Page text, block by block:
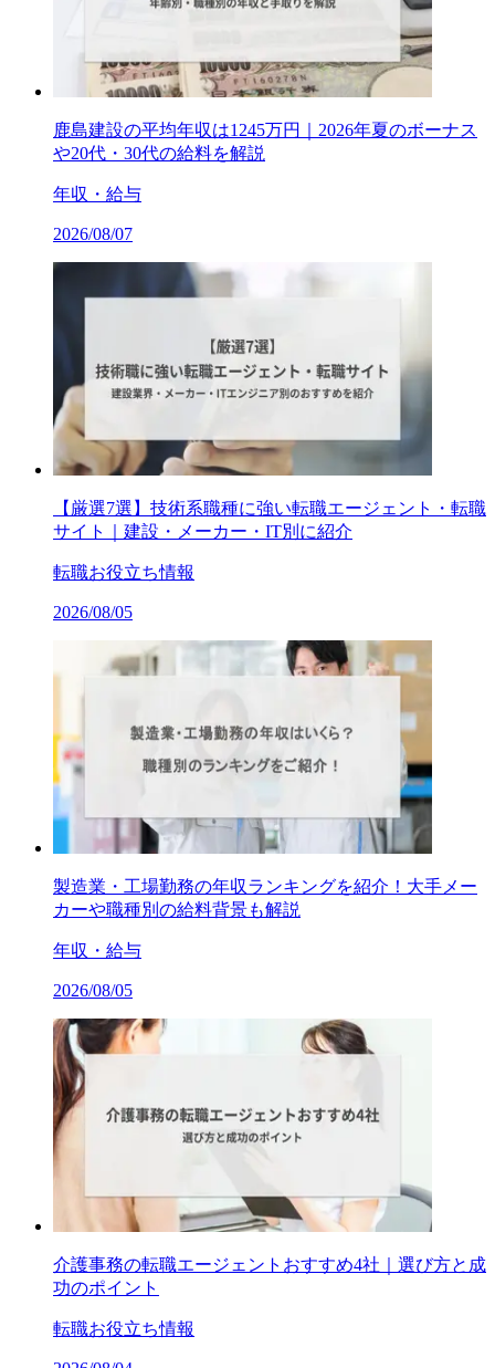
鹿島建設の平均年収は1245万円｜2026年夏のボーナス
や20代・30代の給料を解説
年収・給与
2026/08/07
【厳選7選】技術系職種に強い転職エージェント・転職
サイト｜建設・メーカー・IT別に紹介
転職お役立ち情報
2026/08/05
製造業・工場勤務の年収ランキングを紹介！大手メー
カーや職種別の給料背景も解説
年収・給与
2026/08/05
介護事務の転職エージェントおすすめ4社｜選び方と成
功のポイント
転職お役立ち情報